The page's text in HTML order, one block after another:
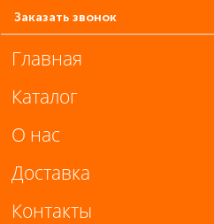
Заказать звонок
Главная
Каталог
О нас
Доставка
Контакты